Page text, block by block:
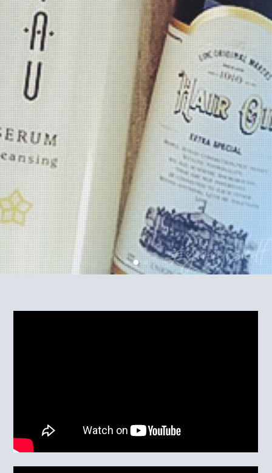
Q&A
お問い合わせ
ミラビスコーポレートサイト